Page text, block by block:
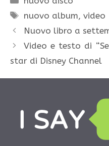
Tag
nuovo album,video
Nuovo libro a
Video e testo di
star di Disney Channel